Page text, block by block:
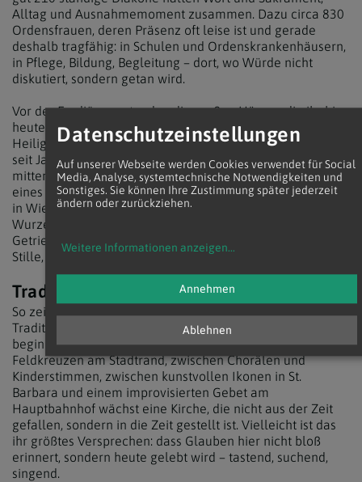
Alltag und Ausnahmemoment zusammen. Dazu circa 830
Ordensfrauen, deren Präsenz oft leise ist und gerade
deshalb tragfähig: in Schulen und Ordenskrankenhäusern,
in Pflege, Bildung, Begleitung – dort, wo Würde nicht
diskutiert, sondern getan wird.
Vor der Erzdiözese standen die großen Häuser, die ihr bis
heute Gesicht geben: Klosterneuburg, die Schottenabtei,
Heiligenkreuz – Klöster, älter als die Erzdiözese selbst, die
seit Jahrhunderten beten, lehren, forschen, singen. Und
mitten in der Innenstadt die Bettelorden: die Dominikaner,
eines der ältesten Klöster der Stadt; die Franziskaner, die
in Wien bereits zu Lebzeiten des heiligen Franziskus
Wurzeln fassten. Ihre Höfe sind wie Atempausen im
Getriebe der Stadt – Orte, an denen ein anderes Maß gilt:
Stille, Schlichtheit, ein Blick, der sieht.
Tradition und Aufbruch
So zeigt sich die Erzdiözese Wien als ein Gefüge aus
Tradition und Aufbruch. Nicht alles ist erledigt, vieles
beginnt. Zwischen den Pforten des Stephansdoms und den
Feldkreuzen am Stadtrand, zwischen Chorälen und
Kinderstimmen, zwischen kunstvollen Ikonen in St.
Barbara und einem improvisierten Gebet am
Hauptbahnhof wächst eine Kirche, die nicht aus der Zeit
gefallen, sondern in die Zeit gestellt ist. Vielleicht ist das
ihr größtes Versprechen: dass Glauben hier nicht bloß
erinnert, sondern heute gelebt wird – tastend, suchend,
singend.
Datenschutzeinstellungen
Auf unserer Webseite werden Cookies verwendet für Social
Media, Analyse, systemtechnische Notwendigkeiten und
Sonstiges. Sie können Ihre Zustimmung später jederzeit
ändern oder zurückziehen.
Weitere Informationen anzeigen...
Ablehnen
Annehmen